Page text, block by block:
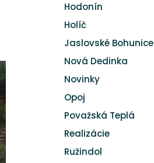
Hodonín
Holíč
Jaslovské Bohunice
Nová Dedinka
Novinky
Opoj
Považská Teplá
Realizácie
Ružindol